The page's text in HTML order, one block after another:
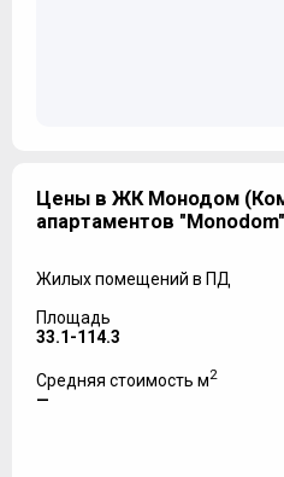
Цены в ЖК Монодом
апартаментов
Жилых помещений в ПД
Площадь
33.1-114.3
Средняя стоимость м2
—